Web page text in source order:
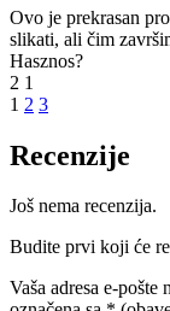
Ovo je prekrasan
slikati, ali čim
Hasznos?
2 1
1 2 3
Recenzije
Još nema recenzija.
Budite prvi koji će
Vaša adresa e-pošte